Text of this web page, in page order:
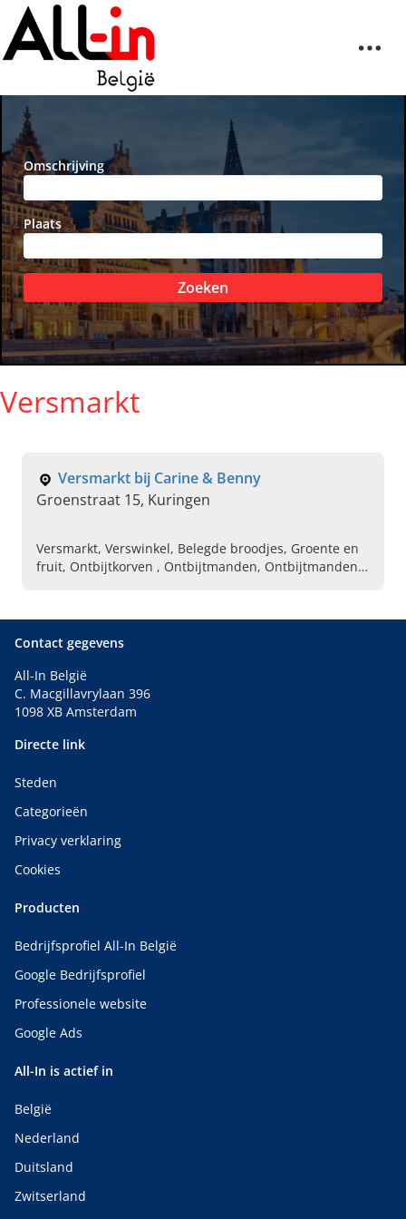
Omschrijving
Plaats
Zoeken
Versmarkt
Versmarkt bij Carine & Benny
Groenstraat 15, Kuringen
Versmarkt, Verswinkel, Belegde broodjes, Groente en
fruit, Ontbijtkorven , Ontbijtmanden, Ontbijtmanden
Contact gegevens
All-In België
C. Macgillavrylaan 396
1098 XB Amsterdam
Directe link
Steden
Categorieën
Privacy verklaring
Cookies
Producten
Bedrijfsprofiel All-In België
Google Bedrijfsprofiel
Professionele website
Google Ads
All-In is actief in
België
Nederland
Duitsland
Zwitserland